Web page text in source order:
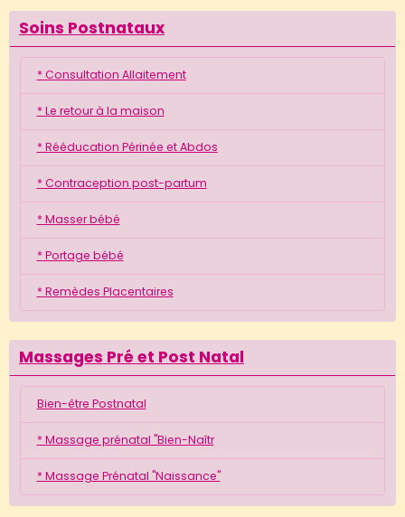
Soins Postnataux
* Consultation Allaitement
* Le retour à la maison
* Rééducation Périnée et Abdos
* Contraception post-partum
* Masser bébé
* Portage bébé
* Remèdes Placentaires
Massages Pré et Post Natal
Bien-être Postnatal
* Massage prénatal "Bien-Naîtr
* Massage Prénatal "Naissance"